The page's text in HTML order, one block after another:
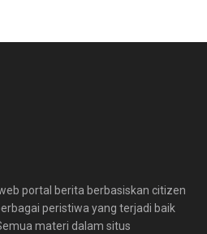
portal berita berbasiskan citizen
peristiwa yang terjadi baik
materi dalam situs